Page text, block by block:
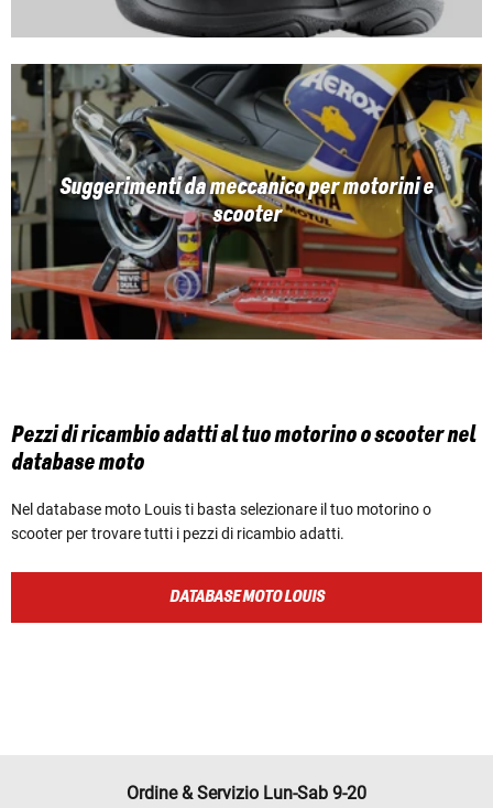
Suggerimenti da meccanico per motorini e
scooter
Pezzi di ricambio adatti al tuo motorino o scooter nel
database moto
Nel database moto Louis ti basta selezionare il tuo motorino o
scooter per trovare tutti i pezzi di ricambio adatti.
DATABASE MOTO LOUIS
Ordine & Servizio Lun-Sab 9-20